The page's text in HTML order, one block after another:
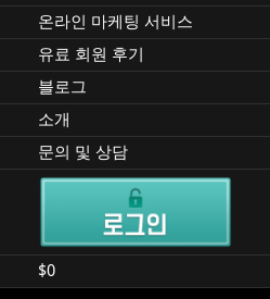
온라인 마케팅 서비스
유료 회원 후기
블로그
소개
문의 및 상담
$0